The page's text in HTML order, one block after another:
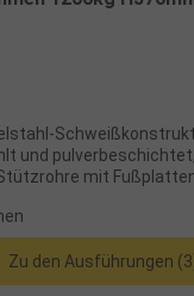
und
mit
Zu den Ausführungen